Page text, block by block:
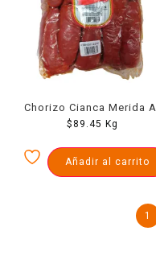
Chorizo Cianca Merida Al
Vacio 1000 Grs
$ 89.45 Kg
Añadir al carrito
1